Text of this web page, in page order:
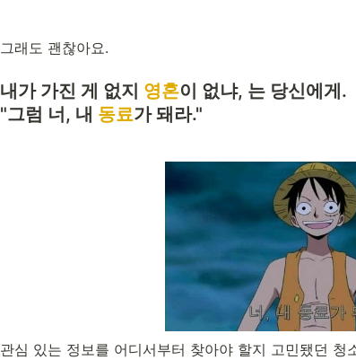
그래도 괜찮아요.
내가 가진 게 없지 영혼이 없냐, 는 당신에게.
"그럼 너, 내 동료가 돼라."
관심 있는 정보를 어디서부터 찾아야 할지 고민됐던 청